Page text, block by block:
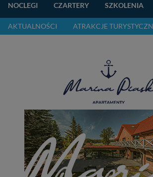
NOCLEGI CZARTERY SZKOLENIA
AKTUALNOŚCI ATRAKCJE